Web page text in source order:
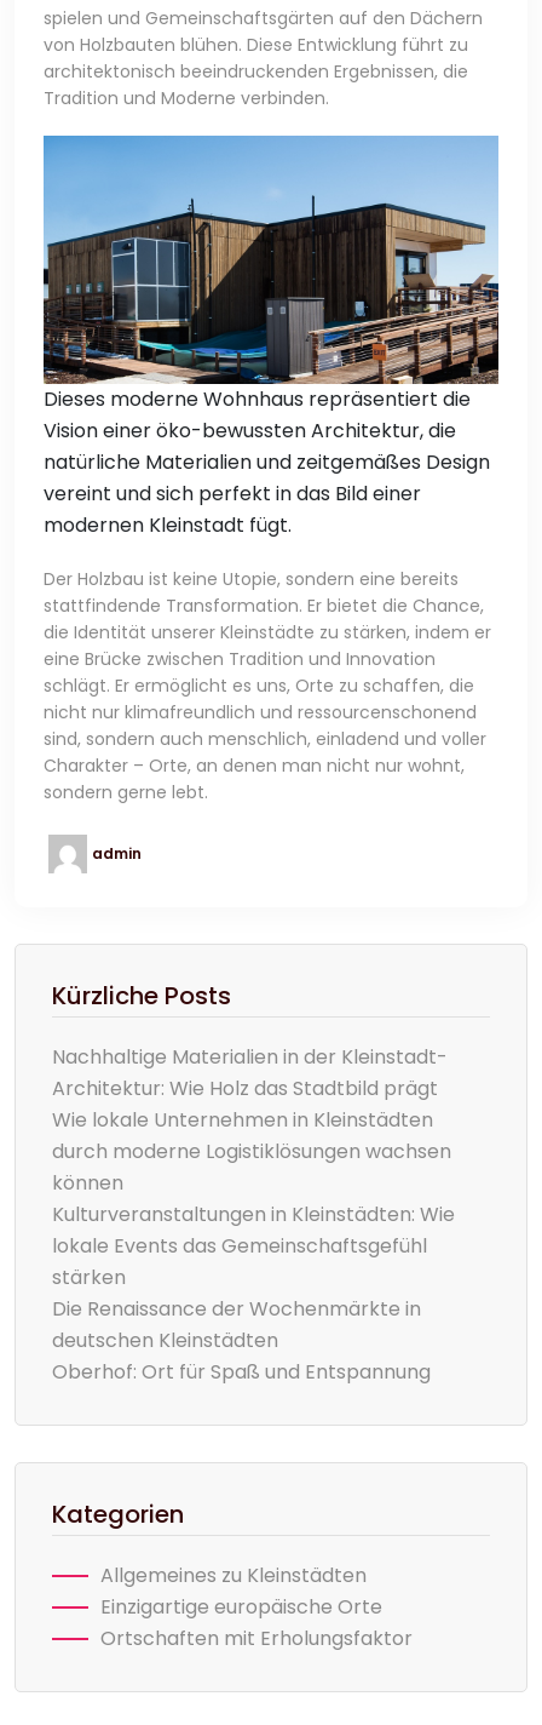
spielen und Gemeinschaftsgärten auf den Dächern
von Holzbauten blühen. Diese Entwicklung führt zu
architektonisch beeindruckenden Ergebnissen, die
Tradition und Moderne verbinden.
Dieses moderne Wohnhaus repräsentiert die
Vision einer öko-bewussten Architektur, die
natürliche Materialien und zeitgemäßes Design
vereint und sich perfekt in das Bild einer
modernen Kleinstadt fügt.
Der Holzbau ist keine Utopie, sondern eine bereits
stattfindende Transformation. Er bietet die Chance,
die Identität unserer Kleinstädte zu stärken, indem er
eine Brücke zwischen Tradition und Innovation
schlägt. Er ermöglicht es uns, Orte zu schaffen, die
nicht nur klimafreundlich und ressourcenschonend
sind, sondern auch menschlich, einladend und voller
Charakter – Orte, an denen man nicht nur wohnt,
sondern gerne lebt.
admin
Kürzliche Posts
Nachhaltige Materialien in der Kleinstadt-
Architektur: Wie Holz das Stadtbild prägt
Wie lokale Unternehmen in Kleinstädten
durch moderne Logistiklösungen wachsen
können
Kulturveranstaltungen in Kleinstädten: Wie
lokale Events das Gemeinschaftsgefühl
stärken
Die Renaissance der Wochenmärkte in
deutschen Kleinstädten
Oberhof: Ort für Spaß und Entspannung
Kategorien
Allgemeines zu Kleinstädten
Einzigartige europäische Orte
Ortschaften mit Erholungsfaktor